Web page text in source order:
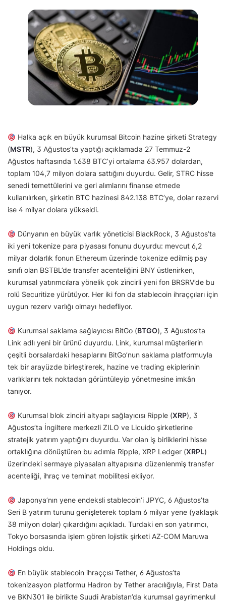
Halka açık en büyük kurumsal Bitcoin hazine şirketi Strategy
(MSTR), 3 Ağustos’ta yaptığı açıklamada 27 Temmuz-2
Ağustos haftasında 1.638 BTC’yi ortalama 63.957 dolardan,
toplam 104,7 milyon dolara sattığını duyurdu. Gelir, STRC hisse
senedi temettülerini ve geri alımlarını finanse etmede
kullanılırken, şirketin BTC hazinesi 842.138 BTC’ye, dolar rezervi
ise 4 milyar dolara yükseldi.
Dünyanın en büyük varlık yöneticisi BlackRock, 3 Ağustos’ta
iki yeni tokenize para piyasası fonunu duyurdu: mevcut 6,2
milyar dolarlık fonun Ethereum üzerinde tokenize edilmiş pay
sınıfı olan BSTBL’de transfer acenteliğini BNY üstlenirken,
kurumsal yatırımcılara yönelik çok zincirli yeni fon BRSRV’de bu
rolü Securitize yürütüyor. Her iki fon da stablecoin ihraççıları için
uygun rezerv varlığı olmayı hedefliyor.
Kurumsal saklama sağlayıcısı BitGo (BTGO), 3 Ağustos’ta
Link adlı yeni bir ürünü duyurdu. Link, kurumsal müşterilerin
çeşitli borsalardaki hesaplarını BitGo’nun saklama platformuyla
tek bir arayüzde birleştirerek, hazine ve trading ekiplerinin
varlıklarını tek noktadan görüntüleyip yönetmesine imkân
tanıyor.
Kurumsal blok zinciri altyapı sağlayıcısı Ripple (XRP), 3
Ağustos’ta İngiltere merkezli ZILO ve Licuido şirketlerine
stratejik yatırım yaptığını duyurdu. Var olan iş birliklerini hisse
ortaklığına dönüştüren bu adımla Ripple, XRP Ledger (XRPL)
üzerindeki sermaye piyasaları altyapısına düzenlenmiş transfer
acenteliği, ihraç ve teminat mobilitesi ekliyor.
Japonya’nın yene endeksli stablecoin’i JPYC, 6 Ağustos’ta
Seri B yatırım turunu genişleterek toplam 6 milyar yene (yaklaşık
38 milyon dolar) çıkardığını açıkladı. Turdaki en son yatırımcı,
Tokyo borsasında işlem gören lojistik şirketi AZ-COM Maruwa
Holdings oldu.
En büyük stablecoin ihraççısı Tether, 6 Ağustos’ta
tokenizasyon platformu Hadron by Tether aracılığıyla, First Data
ve BKN301 ile birlikte Suudi Arabistan’da kurumsal gayrimenkul